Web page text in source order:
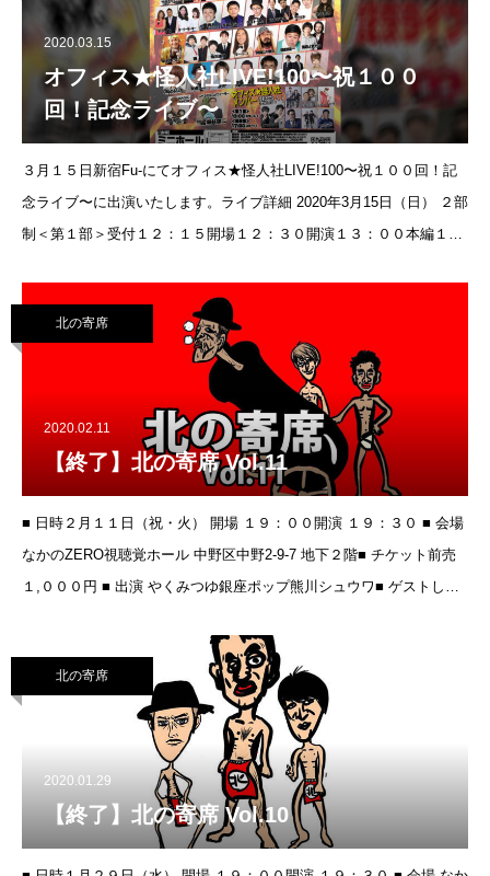
2020.03.15
オフィス★怪人社LIVE!100〜祝１００
回！記念ライブ〜
３月１５日新宿Fu-にてオフィス★怪人社LIVE!100〜祝１００回！記
念ライブ〜に出演いたします。ライブ詳細 2020年3月15日（日） ２部
制＜第１部＞受付１２：１５開場１２：３０開演１３：００本編１
北の寄席
2020.02.11
【終了】北の寄席 Vol.11
■ 日時２月１１日（祝・火） 開場 １９：００開演 １９：３０ ■ 会場
なかのZERO視聴覚ホール 中野区中野2-9-7 地下２階■ チケット前売
１,０００円 ■ 出演 やくみつゆ銀座ポップ熊川シュウワ■ ゲストしゃ
北の寄席
2020.01.29
【終了】北の寄席 Vol.10